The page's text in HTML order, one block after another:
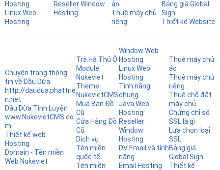
Hosting
Linux Web
Hosting
Reseller Window
Hosting
ảo
Thuê máy chủ
riêng
Bảng giá Global
Sign
Thiết kế Website
Chuyên trang thông
tin về Dầu Dừa.
http://daudua.phattrie
n.net
Dầu Dừa Tinh Luyện
www.NukevietCMS.co
m
Thiết kế web
Hosting
Domain - Tên miền
Web Nukeviet
Trà Hà Thủ Ô
Module
Nukeviet
Theme
NukevietCMS
Mua Bán Đồ
Cũ
Cửa Hàng Đồ
Cũ
Dịch vụ
Tên miền
quốc tế
Tên miền
Window Web
Hosting
Linux Web
Hosting
Tính năng
chung
Java Web
Hosting
Reseller
Window
Hosting
DV Email và tính
năng
Email Hosting
Thuê máy chủ
ảo
Thuê máy chủ
riêng
Thuê chỗ đặt
máy chủ
Chứng chỉ số
SSL là gì
Lựa chọn loại
SSL
Bảng giá
Global Sign
Thiết kế